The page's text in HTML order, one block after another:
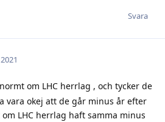
Svara
om LHC herrlag , och tycker de
vara okej att de går minus år efter
LHC herrlag haft samma minus